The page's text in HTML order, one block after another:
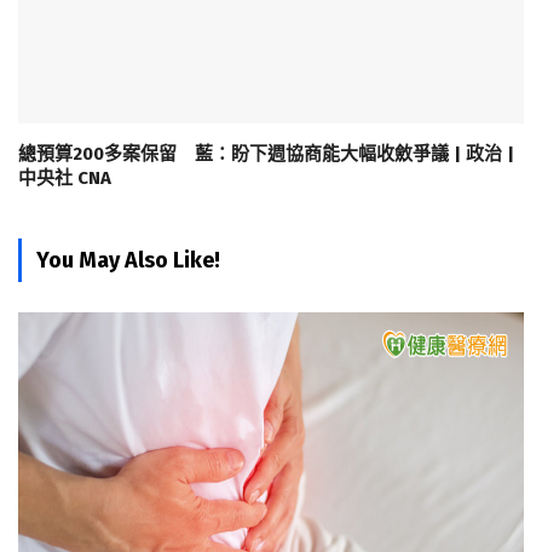
總預算200多案保留 藍：盼下週協商能大幅收斂爭議 | 政治 |
中央社 CNA
You May Also Like!